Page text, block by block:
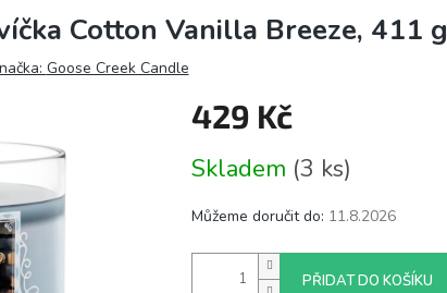
Cotton Vanilla Breeze, 411 g
Goose Creek Candle
429 Kč
cena:
Skladem (3 ks)
Můžeme doručit do: 11.8.2026
PŘIDAT DO KOŠÍKU